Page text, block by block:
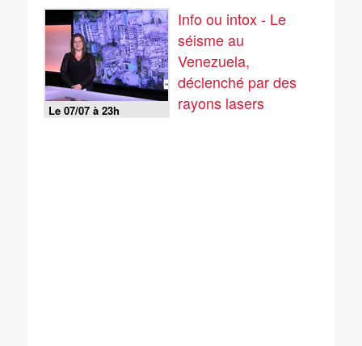
Le 07/07 à 23h
Info ou intox - Le
séisme au
Venezuela,
déclenché par des
rayons lasers